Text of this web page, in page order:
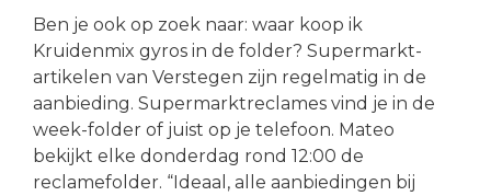
Ben je ook op zoek naar: waar koop ik
Kruidenmix gyros in de folder? Supermarkt-
artikelen van Verstegen zijn regelmatig in de
aanbieding. Supermarktreclames vind je in de
week-folder of juist op je telefoon. Mateo
bekijkt elke donderdag rond 12:00 de
reclamefolder. “Ideaal, alle aanbiedingen bij